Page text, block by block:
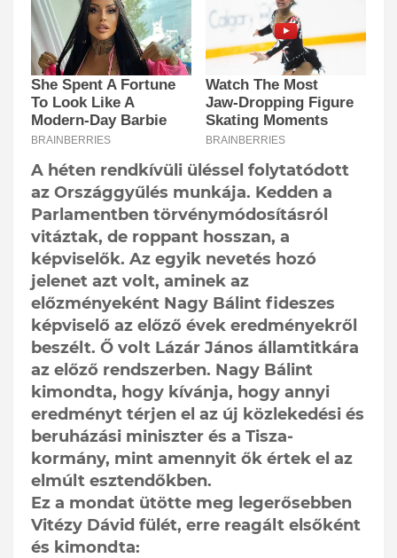
A héten rendkívüli üléssel folytatódott
az Országgyűlés munkája. Kedden a
Parlamentben törvénymódosításról
vitáztak, de roppant hosszan, a
képviselők. Az egyik nevetés hozó
jelenet azt volt, aminek az
előzményeként Nagy Bálint fideszes
képviselő az előző évek eredményekről
beszélt. Ő volt Lázár János államtitkára
az előző rendszerben. Nagy Bálint
kimondta, hogy kívánja, hogy annyi
eredményt térjen el az új közlekedési és
beruházási miniszter és a Tisza-
kormány, mint amennyit ők értek el az
elmúlt esztendőkben.
Ez a mondat ütötte meg legerősebben
Vitézy Dávid fülét, erre reagált elsőként
és kimondta: